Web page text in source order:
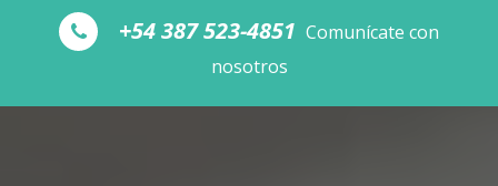
Skip to the content
+54 387 523-4851 Comunícate con
nosotros